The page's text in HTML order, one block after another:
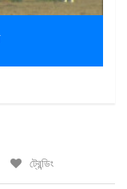
ট্রেন্ডিং